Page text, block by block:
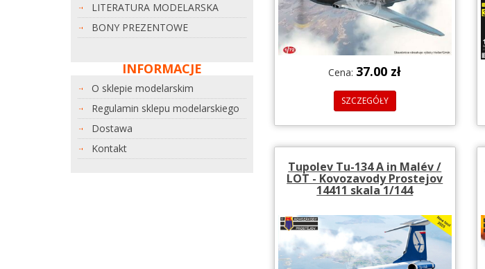
LITERATURA MODELARSKA
BONY PREZENTOWE
INFORMACJE
O sklepie modelarskim
Regulamin sklepu modelarskiego
Dostawa
Kontakt
Cena: 37.00 zł
SZCZEGÓŁY
Tupolev Tu-134 A in Malév /
LOT - Kovozavody Prostejov
14411 skala 1/144